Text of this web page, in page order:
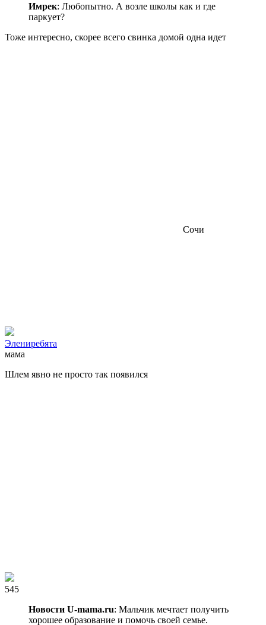
Имрек: Любопытно. А возле школы как и где
паркует?
Тоже интересно, скорее всего свинка домой одна идет
Сочи
Элениребята
мама
Шлем явно не просто так появился
545
Новости U-mama.ru: Мальчик мечтает получить
хорошее образование и помочь своей семье.